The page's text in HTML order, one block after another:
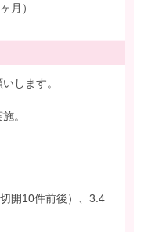
月）
します。
。
開10件前後）、3.4